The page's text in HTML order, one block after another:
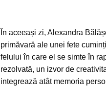
În aceeași zi, Alexandra
primăvară ale unei fete
felului în care el se simte în
rezolvată, un izvor de
integrează atât memoria